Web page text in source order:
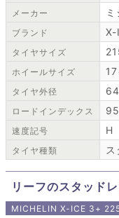
メーカー
ブランド X-
タイヤサイズ
ホイールサイズ
タイヤ外径
ロードインデックス 95
速度記号 H
タイヤ種類
リーフのスタッド
MICHELIN X-ICE 3+